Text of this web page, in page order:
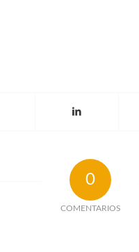
0
COMENTARIOS